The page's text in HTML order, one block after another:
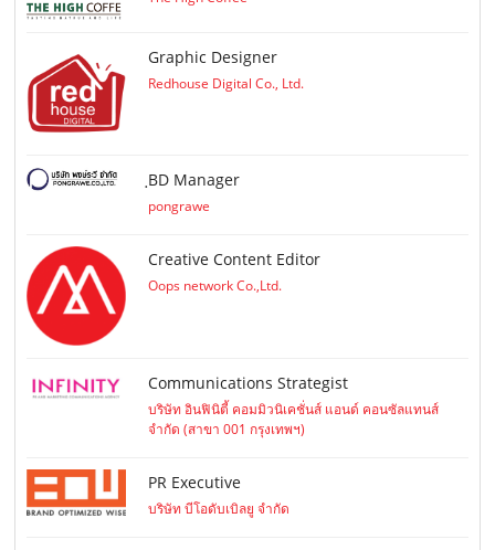
Graphic Designer
Redhouse Digital Co., Ltd.
ฺBD Manager
pongrawe
Creative Content Editor
Oops network Co.,Ltd.
Communications Strategist
บริษัท อินฟินิตี้ คอมมิวนิเคชั่นส์ แอนด์ คอนซัลแทนส์
จำกัด (สาขา 001 กรุงเทพฯ)
PR Executive
บริษัท บีโอดับเบิลยู จำกัด